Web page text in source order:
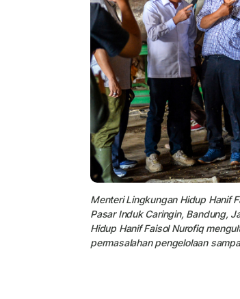
Menteri Lingkungan Hidup Hanif
Pasar Induk Caringin, Bandung,
Hidup Hanif Faisol Nurofiq
permasalahan pengelolaan